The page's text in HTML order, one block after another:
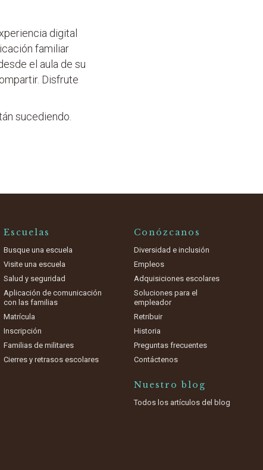
digital
familiar
el aula de su
Disfrute
sucediendo.
Escuelas
Busque una escuela
Visite una escuela
Salud y seguridad
Aplicación de comunicación
con las familias
Matrícula
Inscripción
Familias de militares
Cierres y retrasos escolares
Conózcanos
Diversidad e inclusión
Empleos
Adquisiciones escolares
Soluciones para el
empleador
Retribuir
Historia
Preguntas frecuentes
Contáctenos
Nuestro blog
Todos los artículos del blog